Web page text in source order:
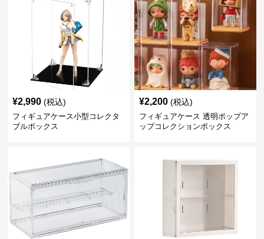
¥2,990 (税込)
フィギュアケース小型コレクタ
ブルボックス
¥2,200 (税込)
フィギュアケース 透明ポップア
ップコレクションボックス